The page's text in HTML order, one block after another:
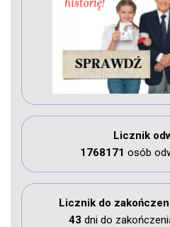
Licznik
1768171 osób
Licznik do
43 dni do